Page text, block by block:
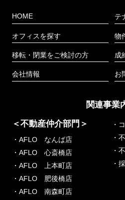
HOME
オフィスを探す
移転・閉業をご検討の方
会社情報
テ
物
成
お
関連事業
＜不動産仲介部門＞
・AFLO なんば店
・AFLO 心斎橋店
・AFLO 上本町店
・AFLO 肥後橋店
・AFLO 南森町店
・
・
・
・